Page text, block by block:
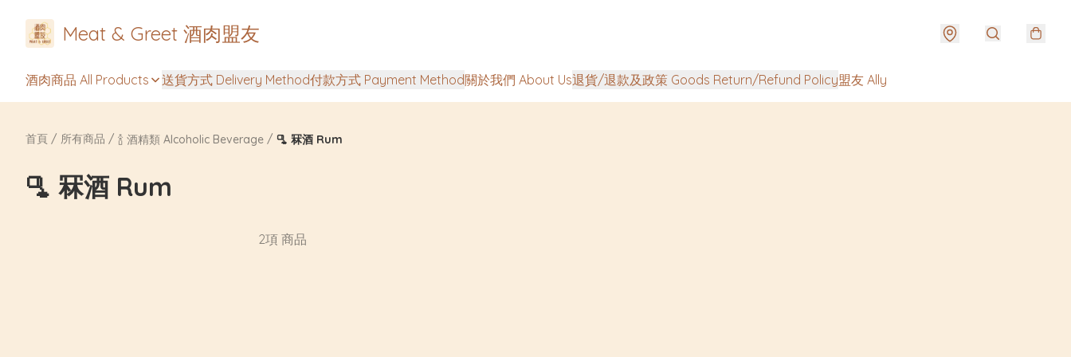
Meat & Greet 酒肉盟友
酒肉商品 All Products 送貨方式 Delivery Method付款方式 Payment Method關於我們 About Us退貨/退款及政策 Goods Return/Refund Policy盟友 Ally
首頁 / 所有商品 / 🍾 酒精類 Alcoholic Beverage / 🫗 冧酒 Rum
🫗 冧酒 Rum
2項 商品